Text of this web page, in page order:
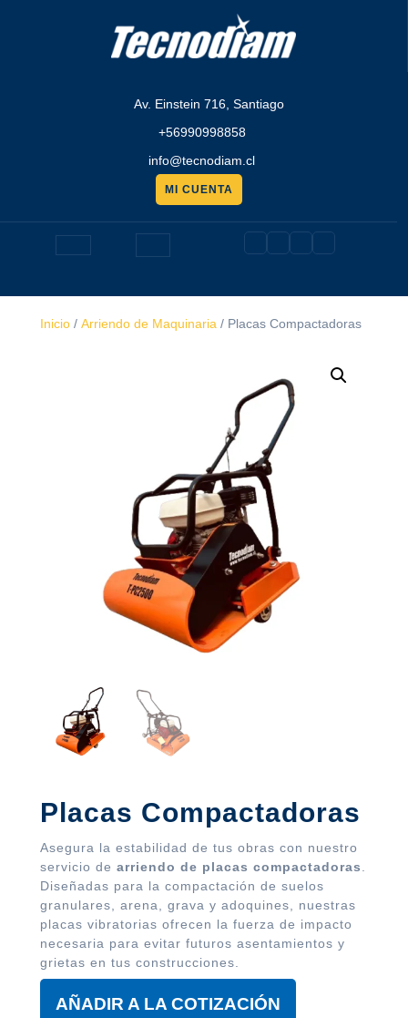
Av. Einstein 716, Santiago
+56990998858
info@tecnodiam.cl
MI CUENTA
presupuesto
Botón
de
apertura
Inicio / Arriendo de Maquinaria / Placas Compactadoras
Placas Compactadoras
Asegura la estabilidad de tus obras con nuestro
servicio de arriendo de placas compactadoras
Diseñadas para la compactación de suelos
granulares, arena, grava y adoquines, nuestras
placas vibratorias ofrecen la fuerza de impacto
necesaria para evitar futuros asentamientos y
grietas en tus construcciones.
AÑADIR A LA COTIZACIÓN